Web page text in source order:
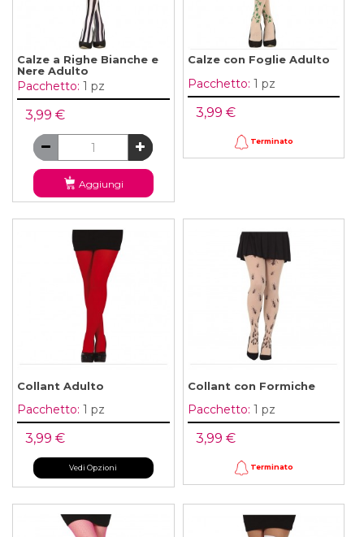
Calze a Righe Bianche e
Nere Adulto
Pacchetto: 1 pz
3,99 €
Aggiungi
Calze con Foglie Adulto
Pacchetto: 1 pz
3,99 €
Terminato
Collant Adulto
Pacchetto: 1 pz
3,99 €
Vedi Opzioni
Collant con Formiche
Pacchetto: 1 pz
3,99 €
Terminato